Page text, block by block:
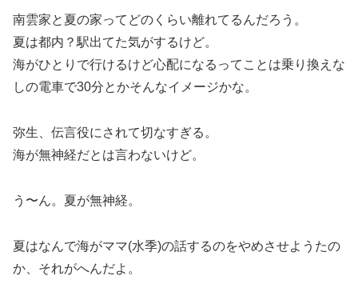
南雲家と夏の家ってどのくらい離れてるんだろう。
夏は都内？駅出てた気がするけど。
海がひとりで行けるけど心配になるってことは乗り換えな
しの電車で30分とかそんなイメージかな。
弥生、伝言役にされて切なすぎる。
海が無神経だとは言わないけど。
う〜ん。夏が無神経。
夏はなんで海がママ(水季)の話するのをやめさせようたの
か、それがへんだよ。